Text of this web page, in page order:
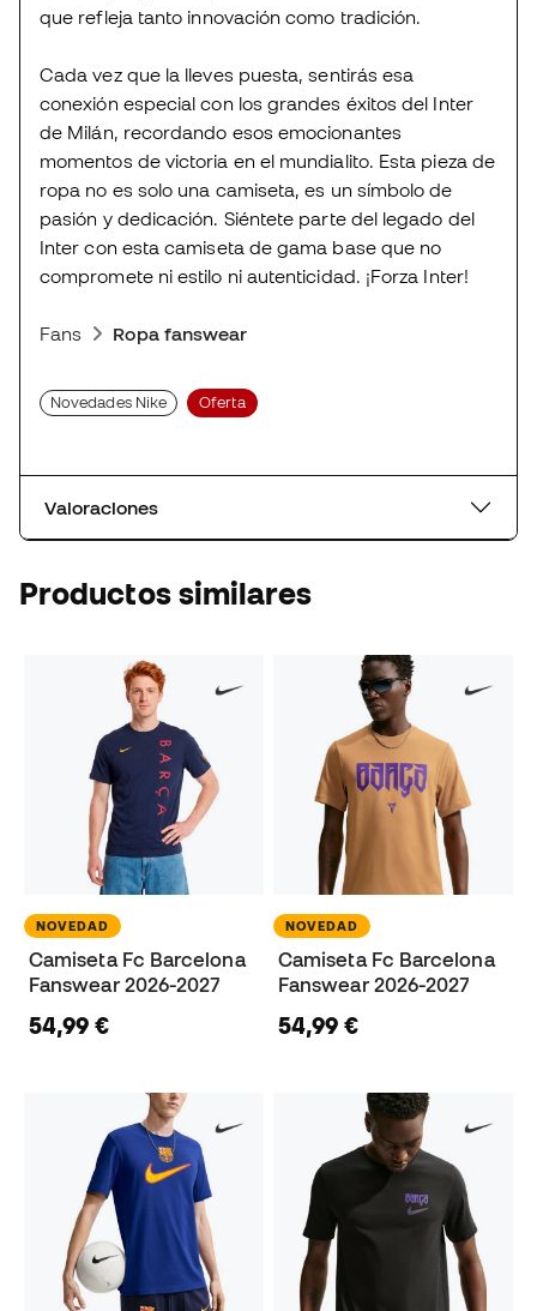
que refleja tanto innovación como tradición.
Cada vez que la lleves puesta, sentirás esa
conexión especial con los grandes éxitos del Inter
de Milán, recordando esos emocionantes
momentos de victoria en el mundialito. Esta pieza de
ropa no es solo una camiseta, es un símbolo de
pasión y dedicación. Siéntete parte del legado del
Inter con esta camiseta de gama base que no
compromete ni estilo ni autenticidad. ¡Forza Inter!
Fans Ropa fanswear
Novedades Nike Oferta
Valoraciones
Productos similares
NOVEDAD
Camiseta Fc Barcelona
Fanswear 2026-2027
54,99 €
NOVEDAD
Camiseta Fc Barcelona
Fanswear 2026-2027
54,99 €